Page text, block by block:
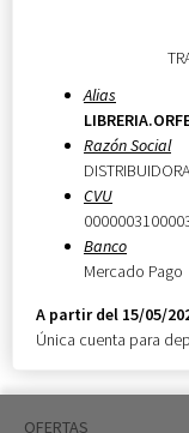
Alias
Razón Social
CVU
Banco
Mercado Pago
A partir del 15/05/
Única cuenta para
OFERTAS